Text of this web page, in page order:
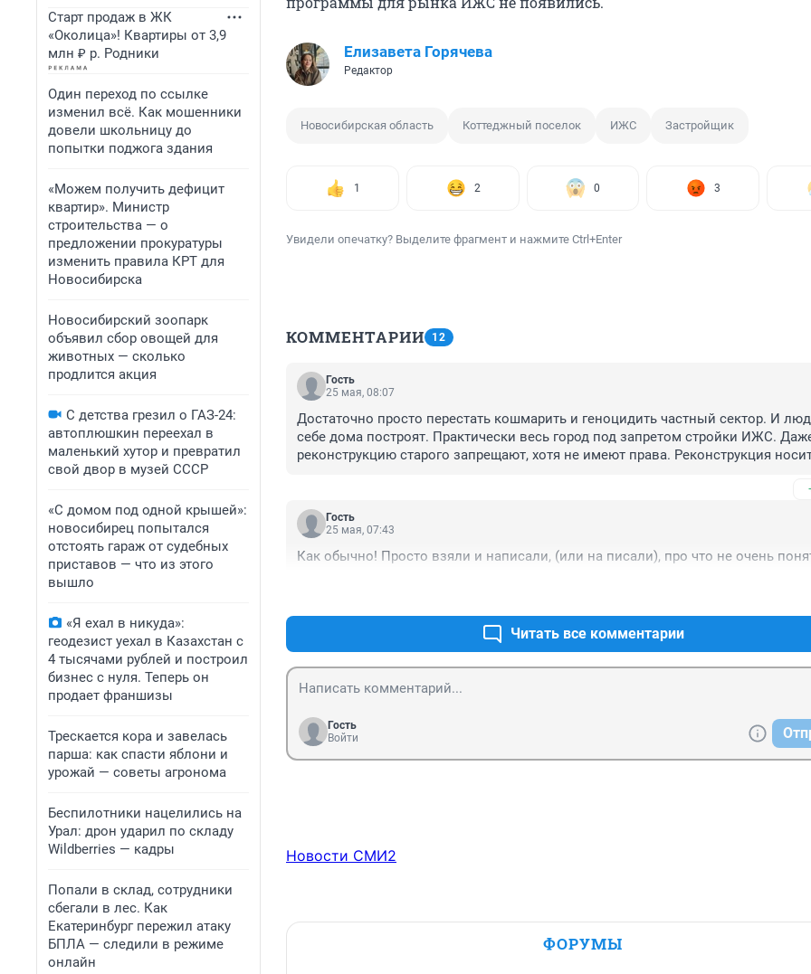
Старт продаж в ЖК
«Околица»! Квартиры от 3,9
млн ₽ р. Родники
Один переход по ссылке
изменил всё. Как мошенники
довели школьницу до
попытки поджога здания
«Можем получить дефицит
квартир». Министр
строительства — о
предложении прокуратуры
изменить правила КРТ для
Новосибирска
Новосибирский зоопарк
объявил сбор овощей для
животных — сколько
продлится акция
С детства грезил о ГАЗ-24:
автоплюшкин переехал в
маленький хутор и превратил
свой двор в музей СССР
«С домом под одной крышей»:
новосибирец попытался
отстоять гараж от судебных
приставов — что из этого
вышло
«Я ехал в никуда»:
геодезист уехал в Казахстан с
4 тысячами рублей и построил
бизнес с нуля. Теперь он
продает франшизы
Трескается кора и завелась
парша: как спасти яблони и
урожай — советы агронома
Беспилотники нацелились на
Урал: дрон ударил по складу
Wildberries — кадры
Попали в склад, сотрудники
сбегали в лес. Как
Екатеринбург пережил атаку
БПЛА — следили в режиме
онлайн
Елизавета Горячева
Редактор
Новосибирская область Коттеджный поселок ИЖС Застройщик
1 2 0 3
Увидели опечатку? Выделите фрагмент и нажмите Ctrl+Enter
КОММЕНТАРИИ 12
Гость
25 мая, 08:07
Достаточно просто перестать кошмарить и геноцидить частный сектор. И
себе дома построят. Практически весь город под запретом стройки ИЖС.
реконструкцию старого запрещают, хотя не имеют права. Реконструкция
Всё работает на карман строительной мафии с их человейниками. Ими
заниматься ФСБ, на предмет подрыва государства
Гость
25 мая, 07:43
Как обычно! Просто взяли и написали, (или на писали), про что не очень
Читать все комментарии
Гость
Войти
Новости СМИ2
ФОРУМЫ